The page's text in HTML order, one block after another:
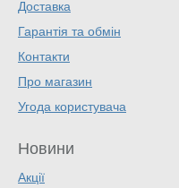
Доставка
Гарантія та обмін
Контакти
Про магазин
Угода користувача
Новини
Акції